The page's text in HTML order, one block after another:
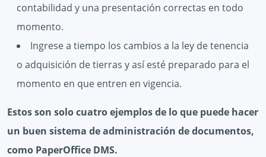
contabilidad y una presentación correctas en todo
momento.
Ingrese a tiempo los cambios a la ley de tenencia
o adquisición de tierras y así esté preparado para el
momento en que entren en vigencia.
Estos son solo cuatro ejemplos de lo que puede hacer
un buen sistema de administración de documentos,
como PaperOffice DMS.